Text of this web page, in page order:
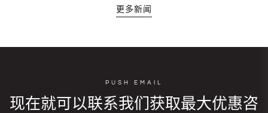
更多新闻
PUSH EMAIL
现在就可以联系我们获取最大优惠咨